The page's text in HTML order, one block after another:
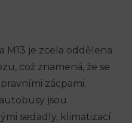
M13 je zcela oddělena
což znamená, že se
zácpami.
jsou
sedadly, klimatizací